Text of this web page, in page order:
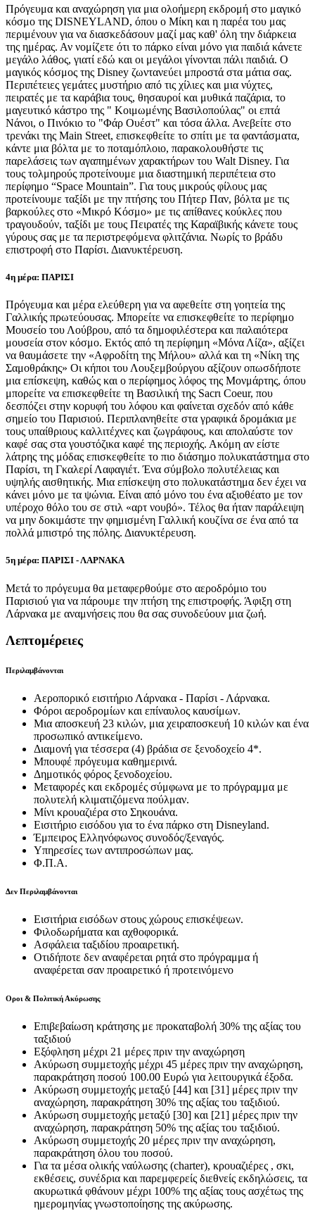
Πρόγευμα και αναχώρηση για μια ολοήμερη εκδρομή στο μαγικό
κόσμο της DISNEYLAND, όπου ο Μίκη και η παρέα του μας
περιμένουν για να διασκεδάσουν μαζί μας καθ' όλη την διάρκεια
της ημέρας. Αν νομίζετε ότι το πάρκο είναι μόνο για παιδιά κάνετε
μεγάλο λάθος, γιατί εδώ και οι μεγάλοι γίνονται πάλι παιδιά. Ο
μαγικός κόσμος της Disney ζωντανεύει μπροστά στα μάτια σας.
Περιπέτειες γεμάτες μυστήριο από τις χίλιες και μια νύχτες,
πειρατές με τα καράβια τους, θησαυροί και μυθικά παζάρια, το
μαγευτικό κάστρο της " Κοιμωμένης Βασιλοπούλας" οι επτά
Νάνοι, ο Πινόκιο το "Φάρ Ουέστ" και τόσα άλλα. Ανεβείτε στο
τρενάκι της Main Street, επισκεφθείτε το σπίτι με τα φαντάσματα,
κάντε μια βόλτα με το ποταμόπλοιο, παρακολουθήστε τις
παρελάσεις των αγαπημένων χαρακτήρων του Walt Disney. Για
τους τολμηρούς προτείνουμε μια διαστημική περιπέτεια στο
περίφημο “Space Mountain”. Για τους μικρούς φίλους μας
προτείνουμε ταξίδι με την πτήσης του Πήτερ Παν, βόλτα με τις
βαρκούλες στο «Μικρό Κόσμο» με τις απίθανες κούκλες που
τραγουδούν, ταξίδι με τους Πειρατές της Καραϊβικής κάνετε τους
γύρους σας με τα περιστρεφόμενα φλιτζάνια. Νωρίς το βράδυ
επιστροφή στο Παρίσι. Διανυκτέρευση.
4η μέρα: ΠΑΡΙΣΙ
Πρόγευμα και μέρα ελεύθερη για να αφεθείτε στη γοητεία της
Γαλλικής πρωτεύουσας. Μπορείτε να επισκεφθείτε το περίφημο
Μουσείο του Λούβρου, από τα δημοφιλέστερα και παλαιότερα
μουσεία στον κόσμο. Εκτός από τη περίφημη «Μόνα Λίζα», αξίζει
να θαυμάσετε την «Αφροδίτη της Μήλου» αλλά και τη «Νίκη της
Σαμοθράκης» Οι κήποι του Λουξεμβούργου αξίζουν οπωσδήποτε
μια επίσκεψη, καθώς και ο περίφημος λόφος της Μονμάρτης, όπου
μπορείτε να επισκεφθείτε τη Βασιλική της Sacrι Coeur, που
δεσπόζει στην κορυφή του λόφου και φαίνεται σχεδόν από κάθε
σημείο του Παρισιού. Περιπλανηθείτε στα γραφικά δρομάκια με
τους υπαίθριους καλλιτέχνες και ζωγράφους, και απολαύστε τον
καφέ σας στα γουστόζικα καφέ της περιοχής. Ακόμη αν είστε
λάτρης της μόδας επισκεφθείτε το πιο διάσημο πολυκατάστημα στο
Παρίσι, τη Γκαλερί Λαφαγιέτ. Ένα σύμβολο πολυτέλειας και
υψηλής αισθητικής. Μια επίσκεψη στο πολυκατάστημα δεν έχει να
κάνει μόνο με τα ψώνια. Είναι από μόνο του ένα αξιοθέατο με τον
υπέροχο θόλο του σε στιλ «αρτ νουβό». Τέλος θα ήταν παράλειψη
να μην δοκιμάστε την φημισμένη Γαλλική κουζίνα σε ένα από τα
πολλά μπιστρό της πόλης. Διανυκτέρευση.
5η μέρα: ΠΑΡΙΣΙ - ΛΑΡΝΑΚΑ
Μετά το πρόγευμα θα μεταφερθούμε στο αεροδρόμιο του
Παρισιού για να πάρουμε την πτήση της επιστροφής. Άφιξη στη
Λάρνακα με αναμνήσεις που θα σας συνοδεύουν μια ζωή.
Λεπτομέρειες
Περιλαμβάνονται
Αεροπορικό εισιτήριο Λάρνακα - Παρίσι - Λάρνακα.
Φόροι αεροδρομίων και επίναυλος καυσίμων.
Μια αποσκευή 23 κιλών, μια χειραποσκευή 10 κιλών και ένα
προσωπικό αντικείμενο.
Διαμονή για τέσσερα (4) βράδια σε ξενοδοχείο 4*.
Μπουφέ πρόγευμα καθημερινά.
Δημοτικός φόρος ξενοδοχείου.
Μεταφορές και εκδρομές σύμφωνα με το πρόγραμμα με
πολυτελή κλιματιζόμενα πούλμαν.
Μίνι κρουαζιέρα στο Σηκουάνα.
Εισιτήριο εισόδου για το ένα πάρκο στη Disneyland.
Έμπειρος Ελληνόφωνος συνοδός/ξεναγός.
Υπηρεσίες των αντιπροσώπων μας.
Φ.Π.Α.
Δεν Περιλαμβάνονται
Εισιτήρια εισόδων στους χώρους επισκέψεων.
Φιλοδωρήματα και αχθοφορικά.
Ασφάλεια ταξιδίου προαιρετική.
Οτιδήποτε δεν αναφέρεται ρητά στο πρόγραμμα ή
αναφέρεται σαν προαιρετικό ή προτεινόμενο
Οροι & Πολιτική Ακύρωσης
Επιβεβαίωση κράτησης με προκαταβολή 30% της αξίας του
ταξιδιού
Εξόφληση μέχρι 21 μέρες πριν την αναχώρηση
Ακύρωση συμμετοχής μέχρι 45 μέρες πριν την αναχώρηση,
παρακράτηση ποσού 100.00 Ευρώ για λειτουργικά έξοδα.
Ακύρωση συμμετοχής μεταξύ [44] και [31] μέρες πριν την
αναχώρηση, παρακράτηση 30% της αξίας του ταξιδιού.
Ακύρωση συμμετοχής μεταξύ [30] και [21] μέρες πριν την
αναχώρηση, παρακράτηση 50% της αξίας του ταξιδιού.
Ακύρωση συμμετοχής 20 μέρες πριν την αναχώρηση,
παρακράτηση όλου του ποσού.
Για τα μέσα ολικής ναύλωσης (charter), κρουαζιέρες , σκι,
εκθέσεις, συνέδρια και παρεμφερείς διεθνείς εκδηλώσεις, τα
ακυρωτικά φθάνουν μέχρι 100% της αξίας τους ασχέτως της
ημερομηνίας γνωστοποίησης της ακύρωσης.